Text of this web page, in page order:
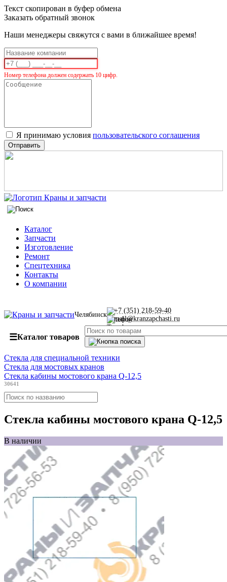
Текст скопирован в буфер обмена
Заказать обратный звонок
Наши менеджеры свяжутся с вами в ближайшее время!
Номер телефона должен содержать 10 цифр.
Я принимаю условия пользовательского соглашения
Отправить
Каталог
Запчасти
Изготовление
Ремонт
Спецтехника
Контакты
О компании
Челябинск
+7 (351) 218-59-40
mail@kranzapchasti.ru
☰Каталог товаров
Стекла для специальной техники
Стекла для мостовых кранов
Стекла кабины мостового крана Q-12,5
30641
Стекла кабины мостового крана Q-12,5
В наличии